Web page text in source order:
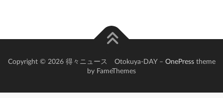
Copyright © 2026 得々ニュース Otokuya-DAY – OnePresstheme
by FameThemes